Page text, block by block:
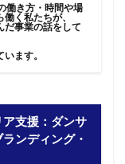
働き方・時間や場
く私たちが、
だ事業の話をして
ます。
支援：ダンサ
ンディング・